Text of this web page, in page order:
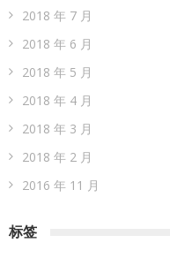
2018 年 7 月
2018 年 6 月
2018 年 5 月
2018 年 4 月
2018 年 3 月
2018 年 2 月
2016 年 11 月
标签